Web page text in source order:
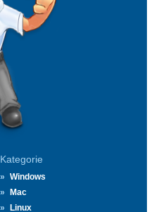
Kategorie
Windows
Mac
Linux